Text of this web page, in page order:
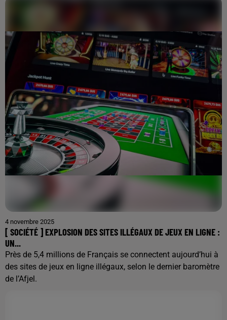
4 novembre 2025
[ SOCIÉTÉ ] EXPLOSION DES SITES ILLÉGAUX DE JEUX EN LIGNE :
UN...
Près de 5,4 millions de Français se connectent aujourd’hui à
des sites de jeux en ligne illégaux, selon le dernier baromètre
de l’Afjel.